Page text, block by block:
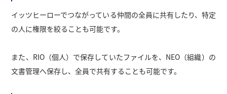
イッツヒーローでつながっている仲間の全員に共有したり、特定
の人に権限を絞ることも可能です。
また、RIO（個人）で保存していたファイルを、NEO（組織）の
文書管理へ保存し、全員で共有することも可能です。